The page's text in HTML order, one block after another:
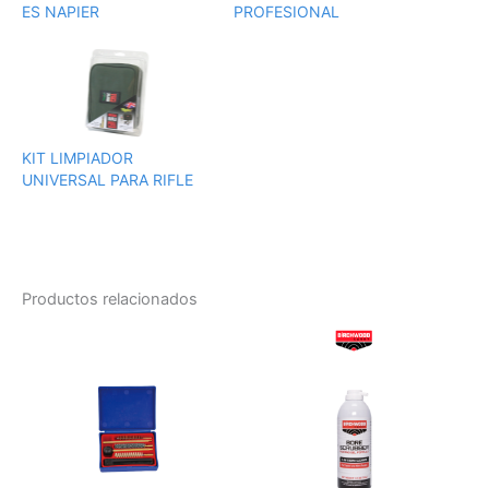
ES NAPIER
PROFESIONAL
KIT LIMPIADOR
UNIVERSAL PARA RIFLE
Productos relacionados